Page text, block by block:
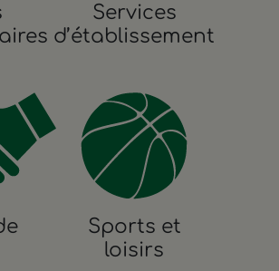
Services
d’établissement
Sports et
loisirs